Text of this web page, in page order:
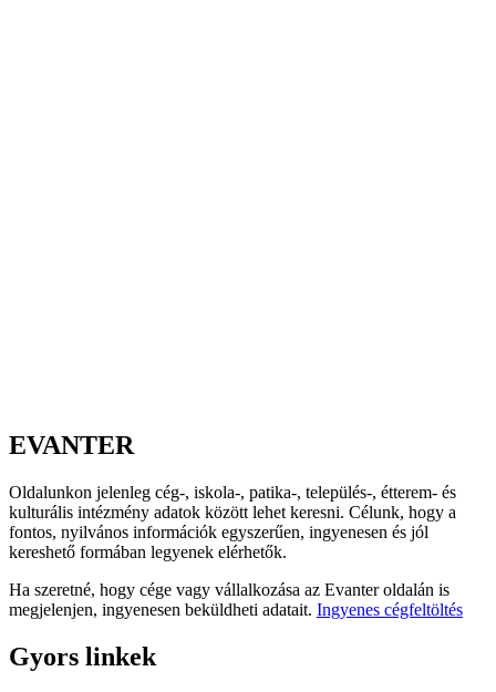
EVANTER
Oldalunkon jelenleg cég-, iskola-, patika-, település-, étterem- és
kulturális intézmény adatok között lehet keresni. Célunk, hogy a
fontos, nyilvános információk egyszerűen, ingyenesen és jól
kereshető formában legyenek elérhetők.
Ha szeretné, hogy cége vagy vállalkozása az Evanter oldalán is
megjelenjen, ingyenesen beküldheti adatait. Ingyenes cégfeltöltés
Gyors linkek